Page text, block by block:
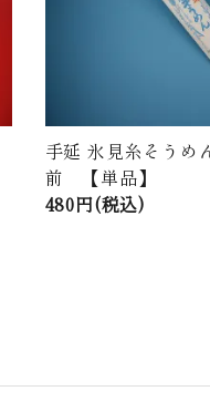
手延 氷見糸そうめ
前 【単品】
480円(税込)